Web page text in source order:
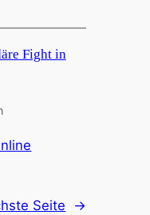
Fight in
Seite →